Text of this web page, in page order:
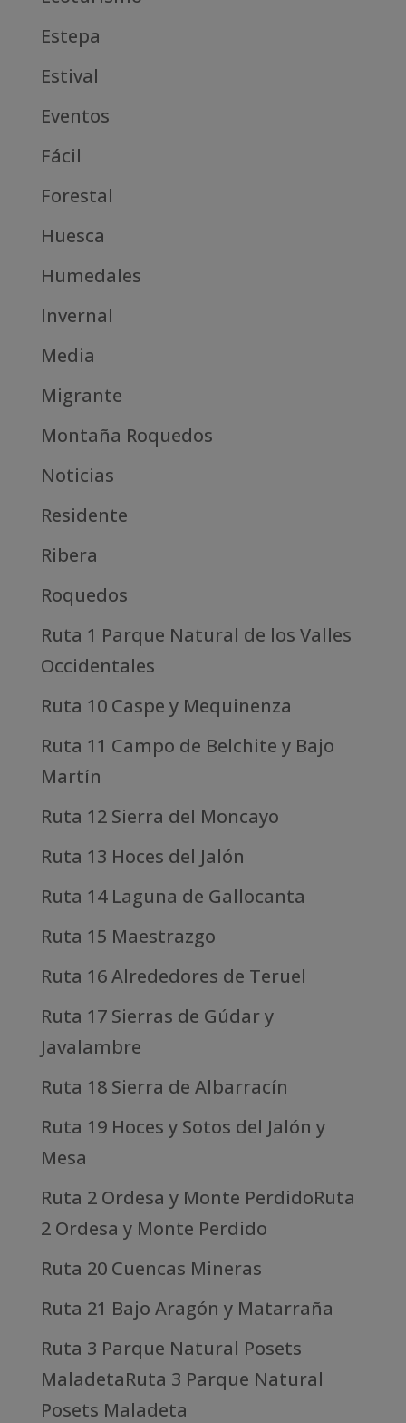
Estepa
Estival
Eventos
Fácil
Forestal
Huesca
Humedales
Invernal
Media
Migrante
Montaña Roquedos
Noticias
Residente
Ribera
Roquedos
Ruta 1 Parque Natural de los Valles
Occidentales
Ruta 10 Caspe y Mequinenza
Ruta 11 Campo de Belchite y Bajo
Martín
Ruta 12 Sierra del Moncayo
Ruta 13 Hoces del Jalón
Ruta 14 Laguna de Gallocanta
Ruta 15 Maestrazgo
Ruta 16 Alrededores de Teruel
Ruta 17 Sierras de Gúdar y
Javalambre
Ruta 18 Sierra de Albarracín
Ruta 19 Hoces y Sotos del Jalón y
Mesa
Ruta 2 Ordesa y Monte PerdidoRuta
2 Ordesa y Monte Perdido
Ruta 20 Cuencas Mineras
Ruta 21 Bajo Aragón y Matarraña
Ruta 3 Parque Natural Posets
MaladetaRuta 3 Parque Natural
Posets Maladeta